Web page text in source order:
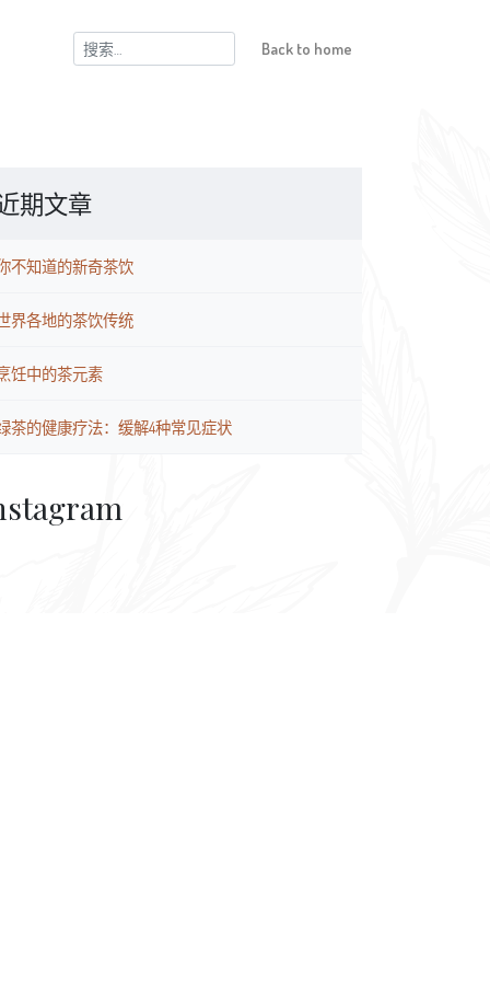
搜
索：
Back to home
期文章
不知道的新奇茶饮
界各地的茶饮传统
饪中的茶元素
茶的健康疗法：缓解4种常见症状